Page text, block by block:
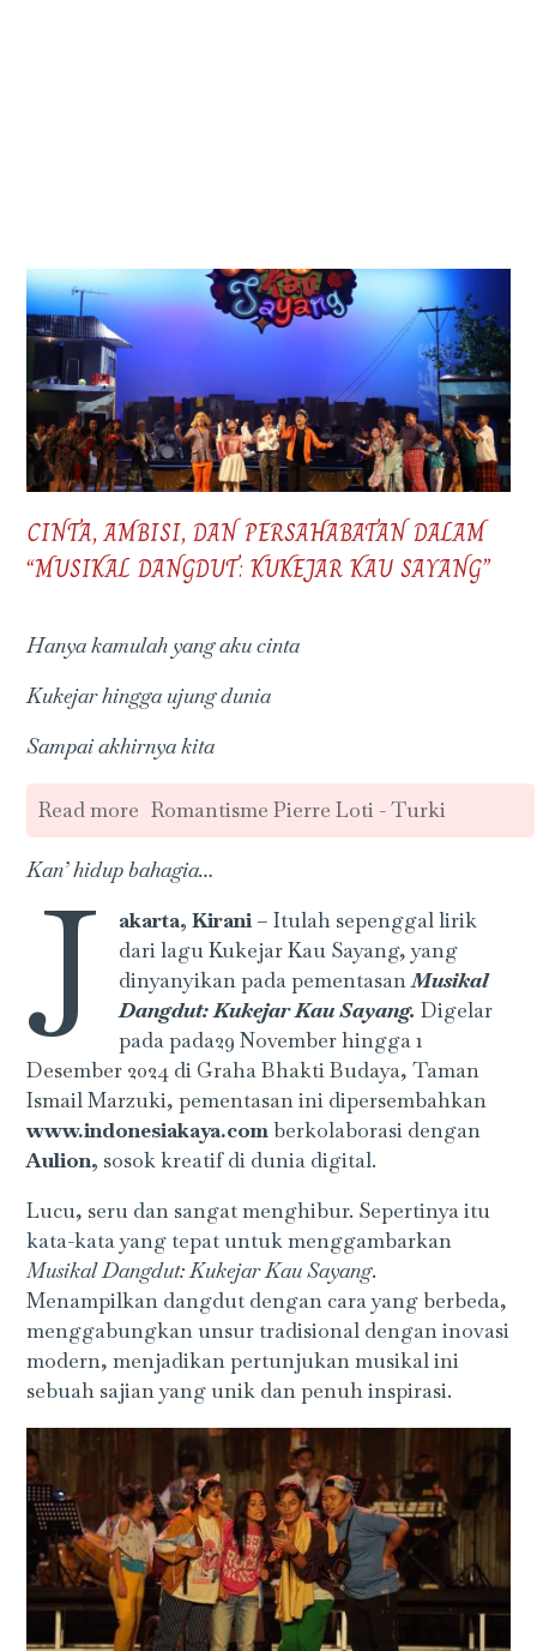
CINTA, AMBISI, DAN PERSAHABATAN DALAM
“MUSIKAL DANGDUT: KUKEJAR KAU SAYANG”
Hanya kamulah yang aku cinta
Kukejar hingga ujung dunia
Sampai akhirnya kita
Read more Romantisme Pierre Loti - Turki
Kan’ hidup bahagia…
J akarta, Kirani– Itulah sepenggal lirik
dari lagu Kukejar Kau Sayang, yang
dinyanyikan pada pementasanMusikal
Dangdut: Kukejar Kau Sayang. Digelar
pada pada29 November hingga 1
Desember 2024 di Graha Bhakti Budaya, Taman
Ismail Marzuki, pementasan ini dipersembahkan
www.indonesiakaya.comberkolaborasi dengan
Aulion, sosok kreatif di dunia digital.
Lucu, seru dan sangat menghibur. Sepertinya itu
kata-kata yang tepat untuk menggambarkan
Musikal Dangdut: Kukejar Kau Sayang.
Menampilkan dangdut dengan cara yang berbeda,
menggabungkan unsur tradisional dengan inovasi
modern, menjadikan pertunjukan musikal ini
sebuah sajian yang unik dan penuh inspirasi.